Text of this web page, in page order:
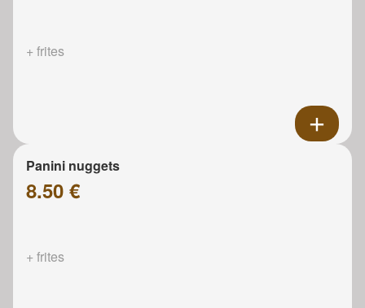
+ frites
Panini nuggets
8.50 €
+ frites